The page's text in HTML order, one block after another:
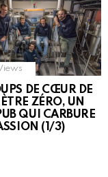
DE CŒUR DE
ZÉRO, UN
QUI CARBURE
(1/3)